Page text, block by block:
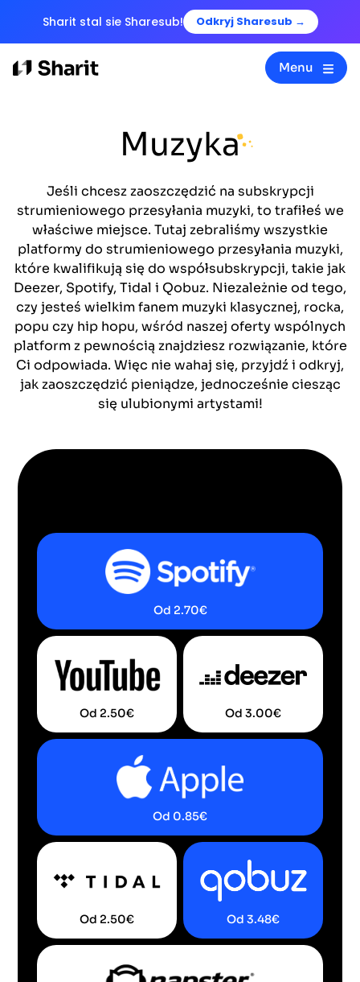
Sharit stal sie Sharesub! Odkryj Sharesub →
Menu
Muzyka
Jeśli chcesz zaoszczędzić na subskrypcji
strumieniowego przesyłania muzyki, to trafiłeś we
właściwe miejsce. Tutaj zebraliśmy wszystkie
platformy do strumieniowego przesyłania muzyki,
które kwalifikują się do współsubskrypcji, takie jak
Deezer, Spotify, Tidal i Qobuz. Niezależnie od tego,
czy jesteś wielkim fanem muzyki klasycznej, rocka,
popu czy hip hopu, wśród naszej oferty wspólnych
platform z pewnością znajdziesz rozwiązanie, które
Ci odpowiada. Więc nie wahaj się, przyjdź i odkryj,
jak zaoszczędzić pieniądze, jednocześnie ciesząc
się ulubionymi artystami!
Od 2.70€
Od 2.50€ Od3.00€
Od 0.85€
Od 2.50€ Od3.48€